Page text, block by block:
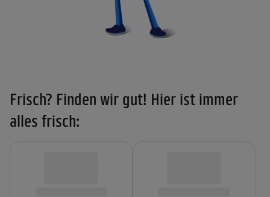
Frisch? Finden wir gut! Hier ist immer
alles frisch: